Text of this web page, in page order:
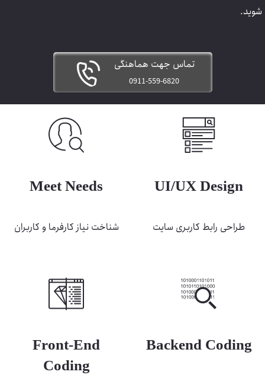
شوید.
تماس جهت هماهنگی
0911-559-6820
UI/UX Design
طراحی رابط کاربری سایت
Meet Needs
شناخت نیاز کارفرما و کاربران
Backend Coding
Front-End
Coding